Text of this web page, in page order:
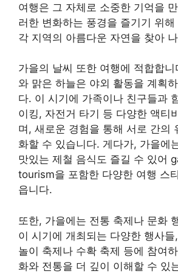
여행은 그 자체로 소중한 기억을
러한 변화하는 풍경을 즐기기 위
각 지역의 아름다운 자연을 찾아
가을의 날씨 또한 여행에 적합합니
와 맑은 하늘은 야외 활동을 계획
다. 이 시기에 가족이나 친구들과
이킹, 자전거 타기 등 다양한 액티
며, 새로운 경험을 통해 서로 간의
화할 수 있습니다. 게다가, 가을에
맛있는 제철 음식도 즐길 수 있어
tourism을 포함한 다양한 여행 스
읍니다.
또한, 가을에는 전통 축제나 문화
이 시기에 개최되는 다양한 행사
놀이 축제나 수확 축제 등에 참여
화와 전통을 더 깊이 이해할 수 있